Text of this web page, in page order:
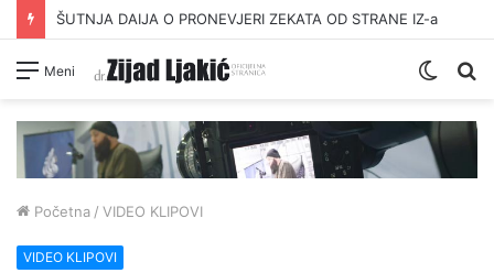
ŠUTNJA DAIJA O PRONEVJERI ZEKATA OD STRANE IZ-a
Meni
Switch
Početna / VIDEO KLIPOVI
VIDEO KLIPOVI